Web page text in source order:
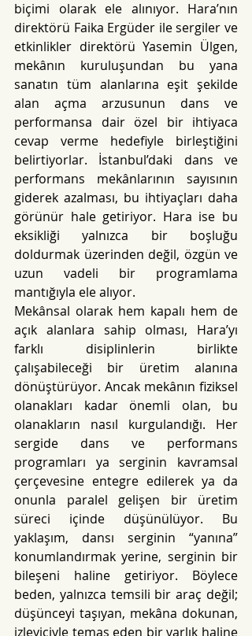
biçimi olarak ele alınıyor. Hara’nın
direktörü Faika Ergüder ile sergiler ve
etkinlikler direktörü Yasemin Ülgen,
mekânın kuruluşundan bu yana
sanatın tüm alanlarına eşit şekilde
alan açma arzusunun dans ve
performansa dair özel bir ihtiyaca
cevap verme hedefiyle birleştiğini
belirtiyorlar. İstanbul’daki dans ve
performans mekânlarının sayısının
giderek azalması, bu ihtiyaçları daha
görünür hale getiriyor. Hara ise bu
eksikliği yalnızca bir boşluğu
doldurmak üzerinden değil, özgün ve
uzun vadeli bir programlama
mantığıyla ele alıyor.
Mekânsal olarak hem kapalı hem de
açık alanlara sahip olması, Hara’yı
farklı disiplinlerin birlikte
çalışabileceği bir üretim alanına
dönüştürüyor. Ancak mekânın fiziksel
olanakları kadar önemli olan, bu
olanakların nasıl kurgulandığı. Her
sergide dans ve performans
programları ya serginin kavramsal
çerçevesine entegre edilerek ya da
onunla paralel gelişen bir üretim
süreci içinde düşünülüyor. Bu
yaklaşım, dansı serginin “yanına”
konumlandırmak yerine, serginin bir
bileşeni haline getiriyor. Böylece
beden, yalnızca temsili bir araç değil;
düşünceyi taşıyan, mekâna dokunan,
izleyiciyle temas eden bir varlık haline